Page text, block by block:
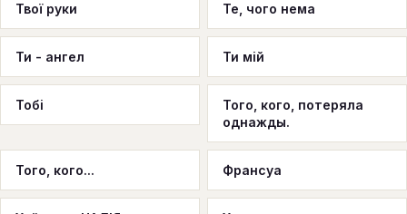
Твої руки Те, чого нема
Ти - ангел Ти мій
Тобі
Того, кого, потеряла
однажды.
Того, кого... Франсуа